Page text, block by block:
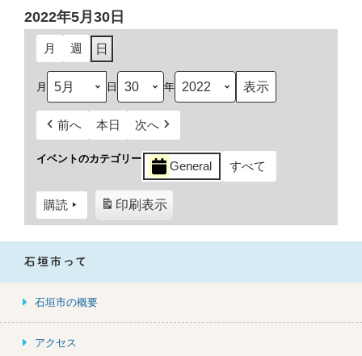
2022年5月30日
月 週 日
月 日 年
前へ 本日 次へ
イベントのカテゴリー
General すべて
購読 印刷表示
石垣市って
石垣市の概要
アクセス